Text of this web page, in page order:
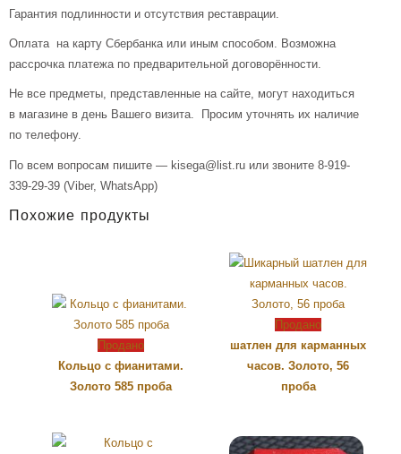
Гарантия подлинности и отсутствия реставрации.
Оплата на карту Сбербанка или иным способом. Возможна
рассрочка платежа по предварительной договорённости.
Не все предметы, представленные на сайте, могут находиться
в магазине в день Вашего визита. Просим уточнять их наличие
по телефону.
По всем вопросам пишите — kisega@list.ru или звоните 8-919-
339-29-39 (Viber, WhatsApp)
Похожие продукты
Продано
Кольцо с фианитами.
Золото 585 проба
Продано
шатлен для карманных
часов. Золото, 56
проба